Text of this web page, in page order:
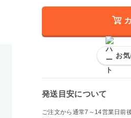
お
発送目安について
ご注文から通常7～14営業日前